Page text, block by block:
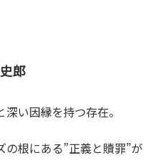
郎
い因縁を持つ存在。
根にある”正義と贖罪”が